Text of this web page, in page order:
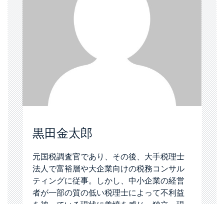
黒田金太郎
元国税調査官であり、その後、大手税理士
法人で富裕層や大企業向けの税務コンサル
ティングに従事。しかし、中小企業の経営
者が一部の質の低い税理士によって不利益